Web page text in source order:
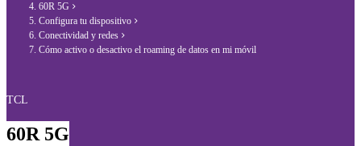
60R 5G
Configura tu dispositivo
Conectividad y redes
Cómo activo o desactivo el roaming de datos en mi móvil
TCL
60R 5G